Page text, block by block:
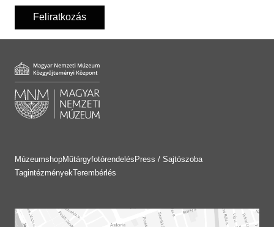
Feliratkozás
MúzeumshopMűtárgyfotórendelés Press / Sajtószoba
TagintézményekTerembérlés